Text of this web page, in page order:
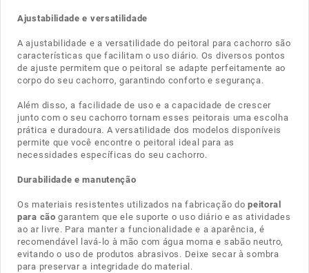
Ajustabilidade e versatilidade
A ajustabilidade e a versatilidade do peitoral para cachorro são
características que facilitam o uso diário. Os diversos pontos
de ajuste permitem que o peitoral se adapte perfeitamente ao
corpo do seu cachorro, garantindo conforto e segurança.
Além disso, a facilidade de uso e a capacidade de crescer
junto com o seu cachorro tornam esses peitorais uma escolha
prática e duradoura. A versatilidade dos modelos disponíveis
permite que você encontre o peitoral ideal para as
necessidades específicas do seu cachorro.
Durabilidade e manutenção
Os materiais resistentes utilizados na fabricação dopeitoral
para cão garantem que ele suporte o uso diário e as atividades
ao ar livre. Para manter a funcionalidade e a aparência, é
recomendável lavá-lo à mão com água morna e sabão neutro,
evitando o uso de produtos abrasivos. Deixe secar à sombra
para preservar a integridade do material.